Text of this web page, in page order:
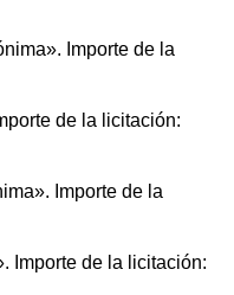
Importe de la
de la licitación:
Importe de la
Importe de la licitación: